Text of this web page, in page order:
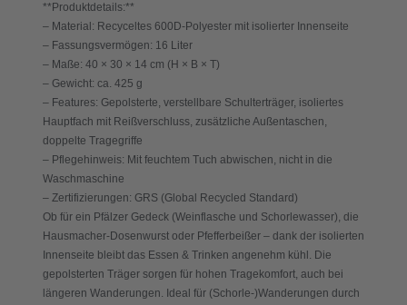
**Produktdetails:**
– Material: Recyceltes 600D-Polyester mit isolierter Innenseite
– Fassungsvermögen: 16 Liter
– Maße: 40 × 30 × 14 cm (H × B × T)
– Gewicht: ca. 425 g
– Features: Gepolsterte, verstellbare Schulterträger, isoliertes
Hauptfach mit Reißverschluss, zusätzliche Außentaschen,
doppelte Tragegriffe
– Pflegehinweis: Mit feuchtem Tuch abwischen, nicht in die
Waschmaschine
– Zertifizierungen: GRS (Global Recycled Standard)
Ob für ein Pfälzer Gedeck (Weinflasche und Schorlewasser), die
Hausmacher-Dosenwurst oder Pfefferbeißer – dank der isolierten
Innenseite bleibt das Essen & Trinken angenehm kühl. Die
gepolsterten Träger sorgen für hohen Tragekomfort, auch bei
längeren Wanderungen. Ideal für (Schorle-)Wanderungen durch